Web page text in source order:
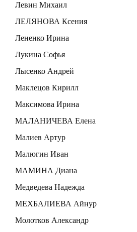
Левин Михаил
ЛЕЛЯНОВА Ксения
Лененко Ирина
Лукина Софья
Лысенко Андрей
Маклецов Кирилл
Максимова Ирина
МАЛАНИЧЕВА Елена
Малиев Артур
Малюгин Иван
МАМИНА Диана
Медведева Надежда
МЕХБАЛИЕВА Айнур
Молотков Александр